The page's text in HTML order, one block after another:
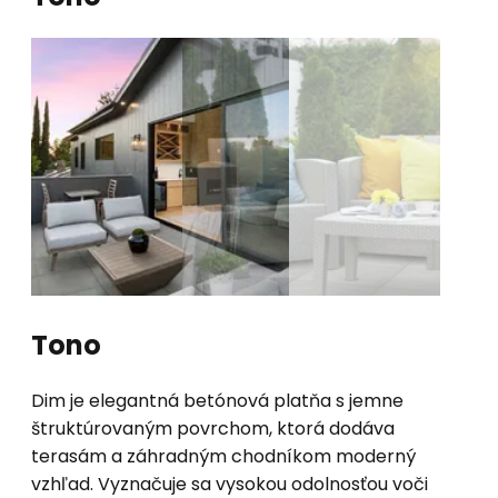
Tono
Dim je elegantná betónová platňa s jemne
štruktúrovaným povrchom, ktorá dodáva
terasám a záhradným chodníkom moderný
vzhľad. Vyznačuje sa vysokou odolnosťou voči